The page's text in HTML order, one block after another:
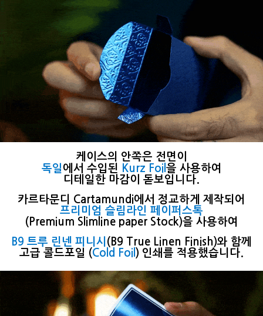
케이스의 안쪽은 전면이
독일 에서 수입된 Kurz Foil 을 사용하여
디테일한 마감이 돋보입니다.
카르타문디
Cartamundi에서 정교하게 제작되어
프리미엄 슬림라인 페이퍼스톡
(Premium Slimline paper Stock)을 사용하여
B9 트루 린넨 피니시 (B9 True Linen Finish)와 함께
고급 콜드포일 (Cold Foil ) 인쇄를 적용했습니다.